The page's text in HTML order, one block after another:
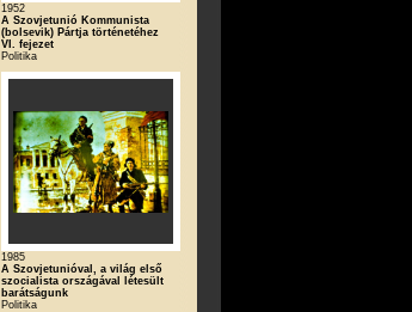
1952
A Szovjetunió Kommunista
(bolsevik) Pártja történetéhez
VI. fejezet
Politika
1985
A Szovjetunióval, a világ első
szocialista országával létesült
barátságunk
Politika